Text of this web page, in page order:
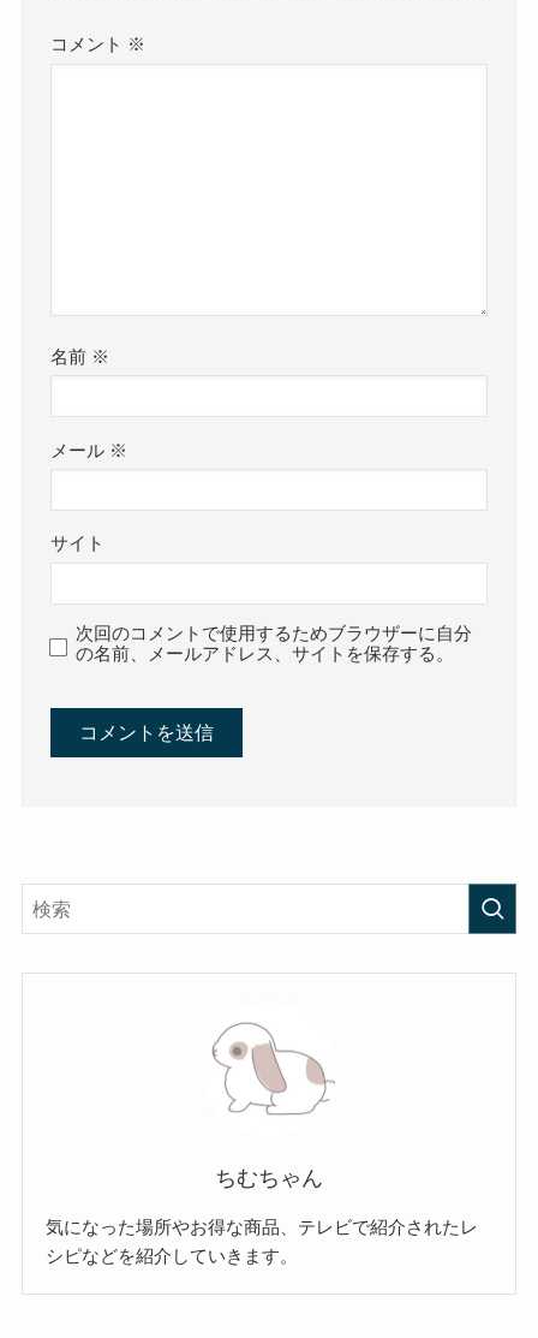
コメント ※
名前 ※
メール ※
サイト
次回のコメントで使用するためブラウザーに自分
の名前、メールアドレス、サイトを保存する。
ちむちゃん
気になった場所やお得な商品、テレビで紹介されたレ
シピなどを紹介していきます。